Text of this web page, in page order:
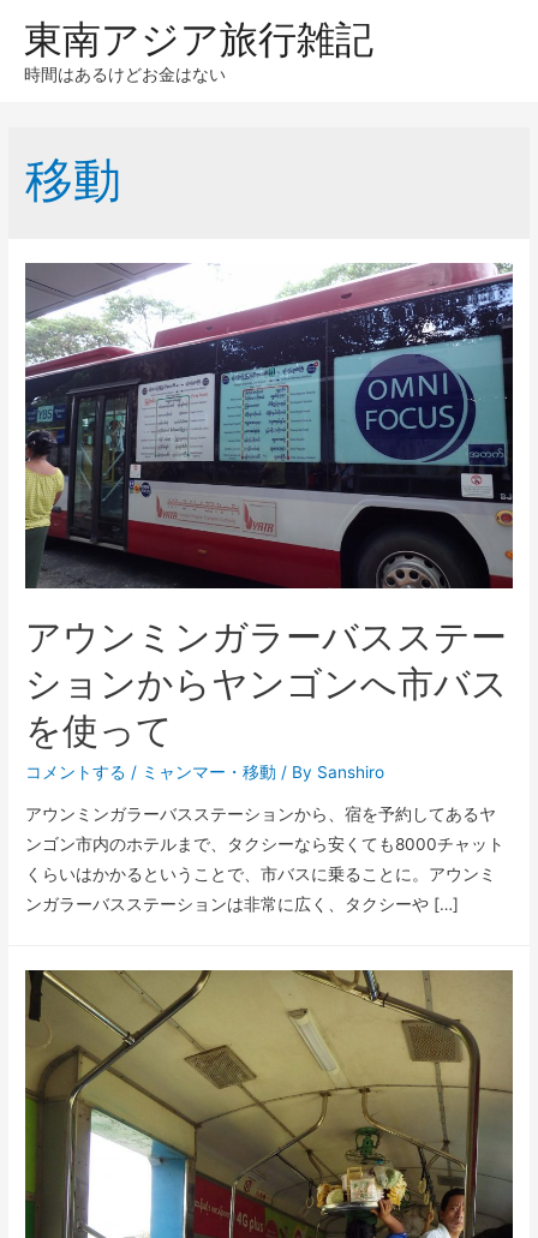
東南アジア旅行雑記
時間はあるけどお金はない
移動
アウンミンガラーバスステー
ションからヤンゴンへ市バス
を使って
コメントする / ミャンマー ・移動 / By Sanshiro
アウンミンガラーバスステーションから、宿を予約してあるヤ
ンゴン市内のホテルまで、タクシーなら安くても8000チャット
くらいはかかるということで、市バスに乗ることに。アウンミ
ンガラーバスステーションは非常に広く、タクシーや […]